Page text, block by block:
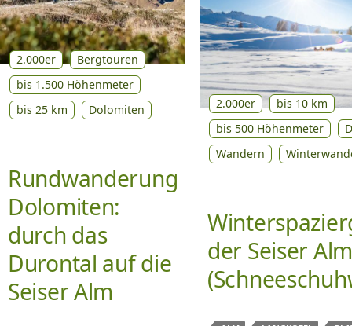
2.000er
Bergtouren
bis 1.500 Höhenmeter
bis 25 km
Dolomiten
Rundwanderung
Dolomiten:
durch das
Durontal auf die
Seiser Alm
2.000er
bis 10 km
bis 500 Höhenmeter
Wandern
der Seiser Alm